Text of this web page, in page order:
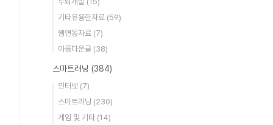
기타유용한자료 (59)
웹연동자료 (7)
아름다운글 (38)
스마트러닝 (384)
인터넷 (7)
스마트러닝 (230)
게임 및 기타 (14)